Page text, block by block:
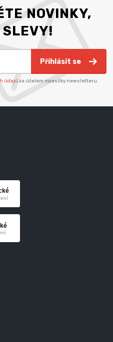
NOVINKY,
Přihlásit se
údajů za účelem rozesílky newsletteru.